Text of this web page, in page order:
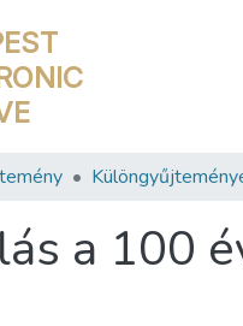
a 100